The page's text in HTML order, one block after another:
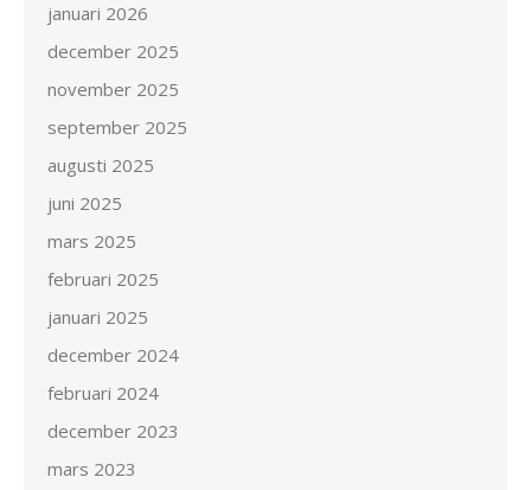
januari 2026
december 2025
november 2025
september 2025
augusti 2025
juni 2025
mars 2025
februari 2025
januari 2025
december 2024
februari 2024
december 2023
mars 2023